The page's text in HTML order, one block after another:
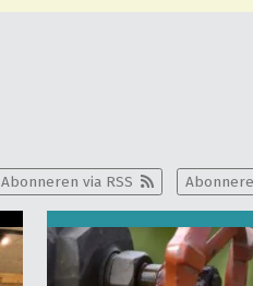
Abonneren via RSS